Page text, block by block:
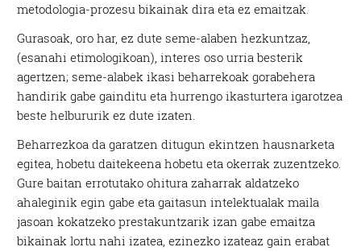
metodologia-prozesu bikainak dira eta ez emaitzak.
Gurasoak, oro har, ez dute seme-alaben hezkuntzaz,
(esanahi etimologikoan), interes oso urria besterik
agertzen; seme-alabek ikasi beharrekoak gorabehera
handirik gabe gainditu eta hurrengo ikasturtera igarotzea
beste helbururik ez dute izaten.
Beharrezkoa da garatzen ditugun ekintzen hausnarketa
egitea, hobetu daitekeena hobetu eta okerrak zuzentzeko.
Gure baitan errotutako ohitura zaharrak aldatzeko
ahaleginik egin gabe eta gaitasun intelektualak maila
jasoan kokatzeko prestakuntzarik izan gabe emaitza
bikainak lortu nahi izatea, ezinezko izateaz gain erabat